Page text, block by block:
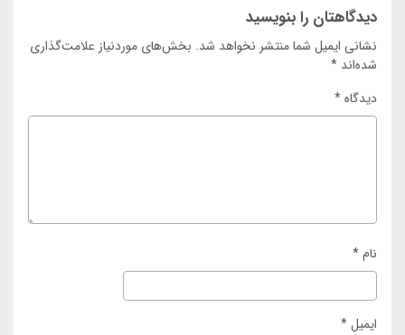
دیدگاهتان را بنویسید
نشانی ایمیل شما منتشر نخواهد شد. بخش‌های موردنیاز علامت‌گذاری
شده‌اند *
دیدگاه*
نام*
ایمیل*